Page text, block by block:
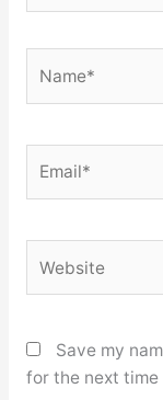
Save my
for the next time